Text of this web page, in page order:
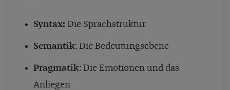
Syntax: Die Sprachstruktur
Semantik: Die Bedeutungsebene
Pragmatik: Die Emotionen und das
Anliegen